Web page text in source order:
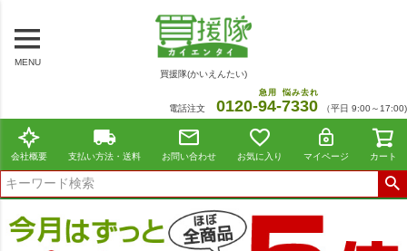
MENU
買援隊(かいえんたい)
電話注文 0120-94
急用
-7330
悩み去れ
（平日 9:00～17:00)
会社概要 支払い方法・送料 お問い合わせ お気に入り マイページ カート